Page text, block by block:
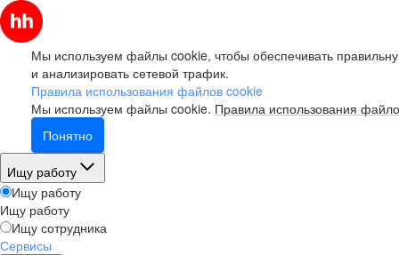
Мы используем файлы cookie, чтобы обеспечивать
и анализировать сетевой трафик.
Правила использования файлов cookie
Мы используем файлы cookie. Правила использования
Понятно
Ищу работу
Ищу работу
Ищу работу
Ищу сотрудника
Сервисы